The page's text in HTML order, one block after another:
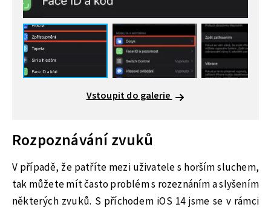
Vstoupit do galerie
Rozpoznávání zvuků
V případě, že patříte mezi uživatele s horším sluchem,
tak můžete mít často problém s rozeznáním a slyšením
některých zvuků. S příchodem iOS 14 jsme se v rámci